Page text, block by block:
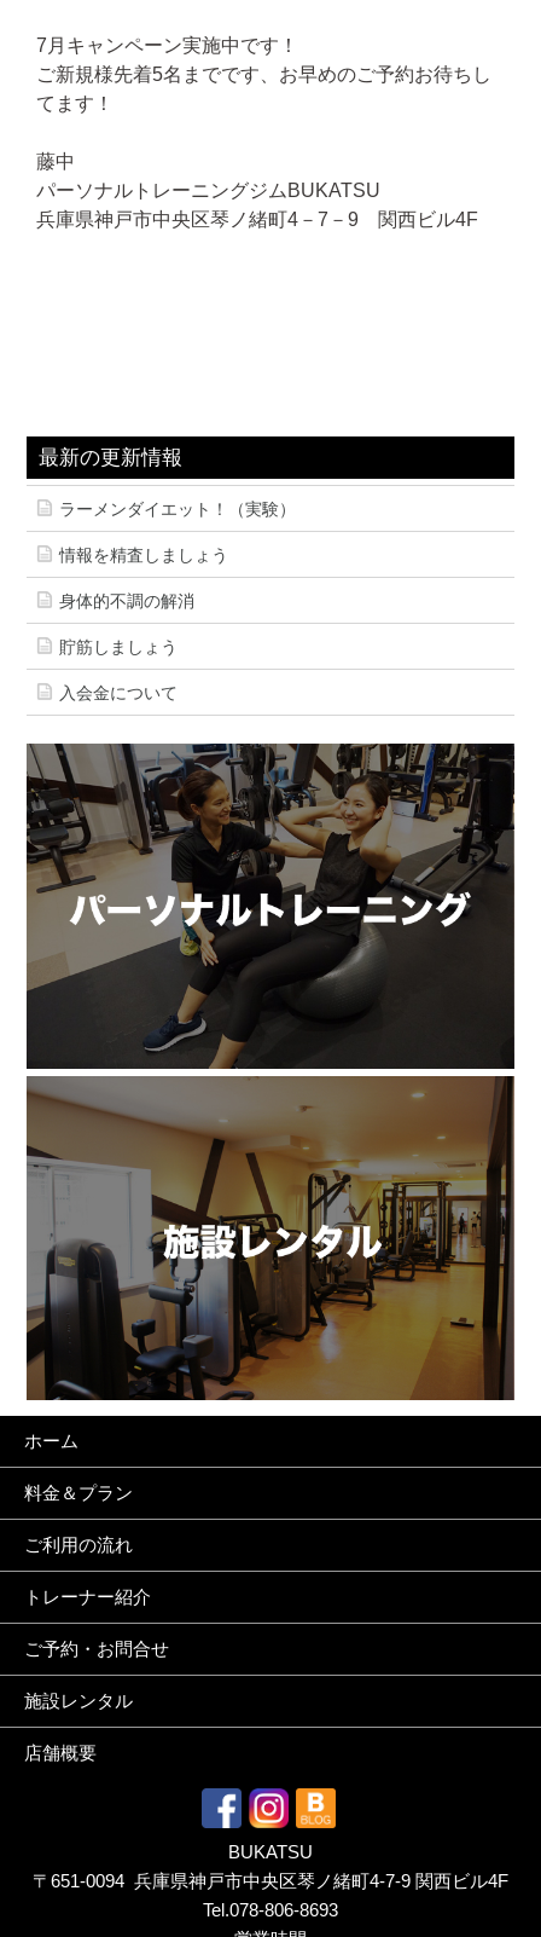
7月キャンペーン実施中です！
ご新規様先着5名までです、お早めのご予約お待ちし
てます！
藤中
パーソナルトレーニングジムBUKATSU
兵庫県神戸市中央区琴ノ緒町4－7－9 関西ビル4F
最新の更新情報
ラーメンダイエット！（実験）
情報を精査しましょう
身体的不調の解消
貯筋しましょう
入会金について
ホーム
料金＆プラン
ご利用の流れ
トレーナー紹介
ご予約・お問合せ
施設レンタル
店舗概要
BUKATSU
〒651-0094 兵庫県神戸市中央区琴ノ緒町4-7-9 関西ビル4F
Tel.078-806-8693